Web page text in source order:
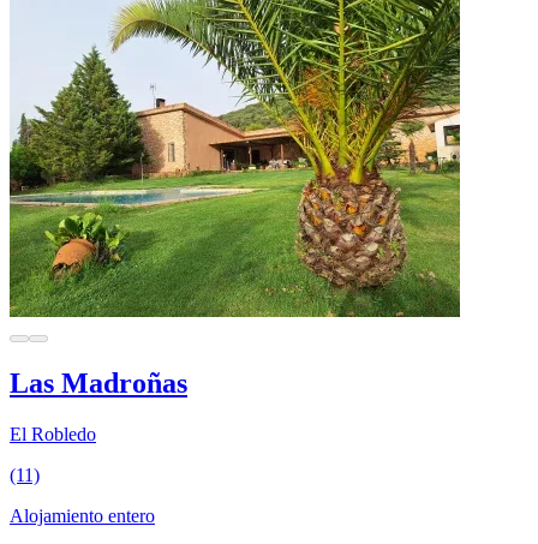
Las Madroñas
El Robledo
(11)
Alojamiento entero